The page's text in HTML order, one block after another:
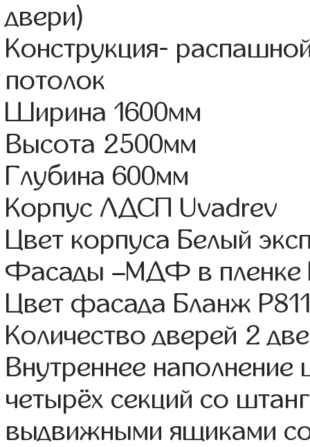
двери)
Конструкция-
потолок
Ширина 1600мм
Высота 2500мм
Глубина 600мм
Корпус ЛДСП Uvadrev
Цвет корпуса Белый
Фасады –МДФ в пленке
Цвет фасада Бланж
Количество дверей 2
Внутреннее
четырёх секций со
выдвижными ящиками